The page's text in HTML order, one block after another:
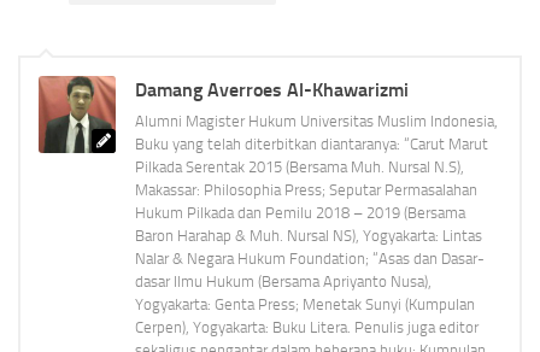
Damang Averroes Al-Khawarizmi
Alumni Magister Hukum Universitas Muslim Indonesia,
Buku yang telah diterbitkan diantaranya: “Carut Marut
Pilkada Serentak 2015 (Bersama Muh. Nursal N.S),
Makassar: Philosophia Press; Seputar Permasalahan
Hukum Pilkada dan Pemilu 2018 – 2019 (Bersama
Baron Harahap & Muh. Nursal NS), Yogyakarta: Lintas
Nalar & Negara Hukum Foundation; “Asas dan Dasar-
dasar Ilmu Hukum (Bersama Apriyanto Nusa),
Yogyakarta: Genta Press; Menetak Sunyi (Kumpulan
Cerpen), Yogyakarta: Buku Litera. Penulis juga editor